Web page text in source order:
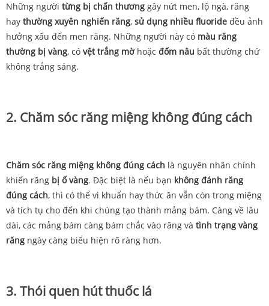
Những người từng bị chấn thương gây nứt men, lộ ngà, răng
hay thường xuyên nghiến răng, sử dụng nhiều fluoride đều ảnh
hưởng xấu đến men răng. Những người này có màu răng
thường bị vàng, có vệt trắng mờ hoặc đốm nâu bất thường chứ
không trắng sáng.
2. Chăm sóc răng miệng không đúng cách
Chăm sóc răng miệng không đúng cách là nguyên nhân chính
khiến răng bị ố vàng. Đặc biệt là nếu bạn không đánh răng
đúng cách, thì có thể vi khuẩn hay thức ăn vẫn còn trong miệng
và tích tụ cho đến khi chúng tạo thành mảng bám. Càng về lâu
dài, các mảng bám càng bám chắc vào răng và tình trạng vàng
răng ngày càng biểu hiện rõ ràng hơn.
3. Thói quen hút thuốc lá